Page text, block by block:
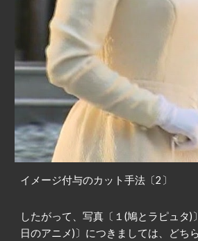
イメージ付与のカット手法〔2〕
したがって、写真〔１(鳩とラピュタ)
日のアニメ)〕につきましては、どち